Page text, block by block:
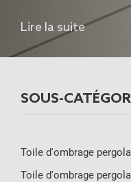
besoins : ajourée
imperméable pour
pluie. Disponible
espace confortable
esthétique et
Lire la suite
SOUS-
Toile d'ombrage
Toile d'ombrage